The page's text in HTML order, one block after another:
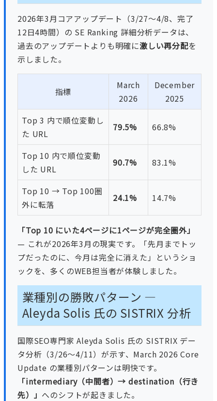
2026年3月コアアップデート（3/27〜4/8、完了
12日4時間）の SE Ranking 詳細分析データは、
過去のアップデートよりも明確に激しい再分配を
示しました。
指標
March
2026
December
2025
Top 3 内で順位変動し
た URL
79.5% 66.8%
Top 10 内で順位変動
した URL
90.7% 83.1%
Top 10 → Top 100圏
外に転落
24.1% 14.7%
「Top 10 にいた4ページに1ページが完全圏外」
— これが2026年3月の現実です。「先月までトッ
プだったのに、今月は完全に消えた」というショ
ックを、多くのWEB担当者が体験しました。
業種別の勝敗パターン —
Aleyda Solis 氏の SISTRIX 分析
国際SEO専門家 Aleyda Solis 氏の SISTRIX デー
タ分析（3/26〜4/11）が示す、March 2026 Core
Update の業種別パターンは明快です。
「intermediary（中間者）→ destination（行き
先）」 へのシフトが起きました。